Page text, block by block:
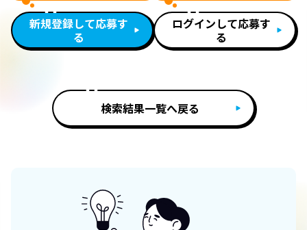
新規登録して応募す
る
ログインして応募す
る
検索結果一覧へ戻る